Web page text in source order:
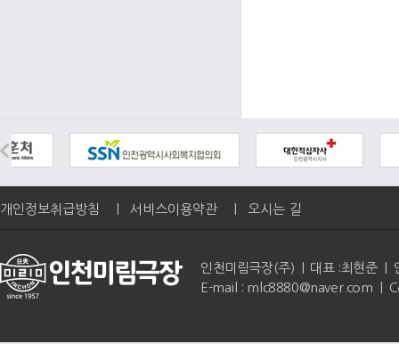
개인정보취급방침 서비스이용약관 오시는 길
인천미림극장(주) | 대표 :최현준 |
E-mail : mlc8880@naver.com |